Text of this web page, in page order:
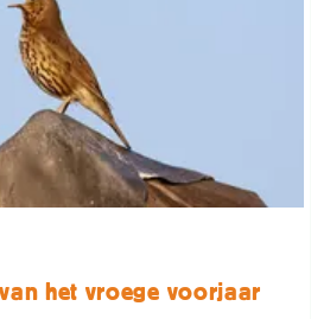
het vroege voorjaar